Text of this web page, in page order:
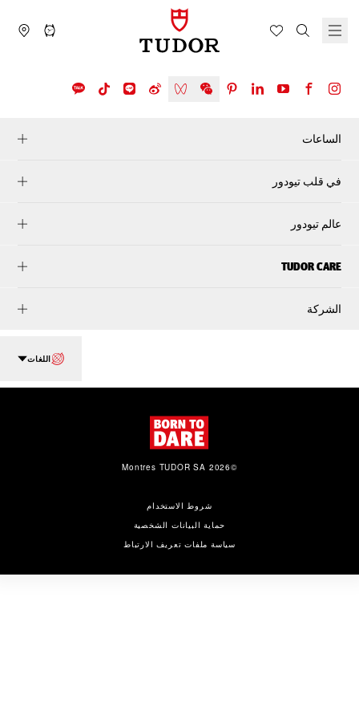
الساعات
في قلب تيودور
عالم تيودور
TUDOR CARE
الشركة
اللغات
شروط الاستخدام
حماية البيانات الشخصية
سياسة ملفات تعريف الارتباط
©2026 Montres TUDOR SA